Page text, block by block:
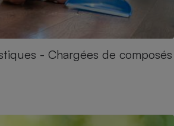
- Chargées de composés